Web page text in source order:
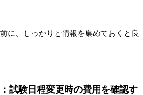
に、しっかりと情報を集めておくと良
試験日程変更時の費用を確認す